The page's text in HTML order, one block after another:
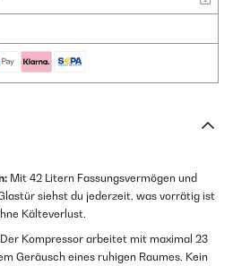
Mit 42 Litern Fassungsvermögen und
siehst du jederzeit, was vorrätig ist
Kälteverlust.
Der Kompressor arbeitet mit maximal 23
Geräusch eines ruhigen Raumes. Kein